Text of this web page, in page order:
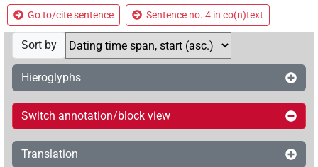
Go to/cite sentence Sentence no. 4 in co(n)text
Sort by
Hieroglyphs
Switch annotation/block view
Translation